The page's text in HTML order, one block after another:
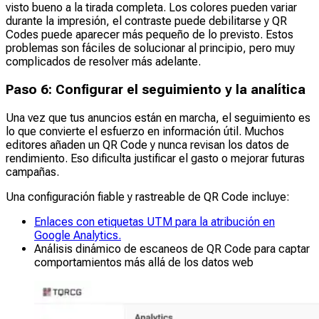
visto bueno a la tirada completa. Los colores pueden variar
durante la impresión, el contraste puede debilitarse y QR
Codes puede aparecer más pequeño de lo previsto. Estos
problemas son fáciles de solucionar al principio, pero muy
complicados de resolver más adelante.
Paso 6: Configurar el seguimiento y la analítica
Una vez que tus anuncios están en marcha, el seguimiento es
lo que convierte el esfuerzo en información útil. Muchos
editores añaden un QR Code y nunca revisan los datos de
rendimiento. Eso dificulta justificar el gasto o mejorar futuras
campañas.
Una configuración fiable y rastreable de QR Code incluye:
Enlaces con etiquetas UTM para la atribución en
Google Analytics.
Análisis dinámico de escaneos de QR Code para captar
comportamientos más allá de los datos web